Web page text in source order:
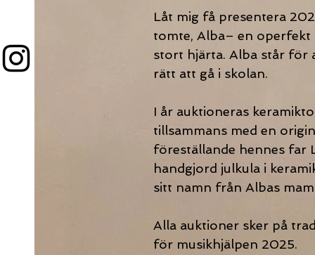
Låt mig få presentera
tomte, Alba– en operfekt
stort hjärta. Alba står för
rätt att gå i skolan.
I år auktioneras
tillsammans med en
föreställande hennes far
handgjord julkula i
sitt namn från Albas
Alla auktioner sker på
för musikhjälpen 2025.